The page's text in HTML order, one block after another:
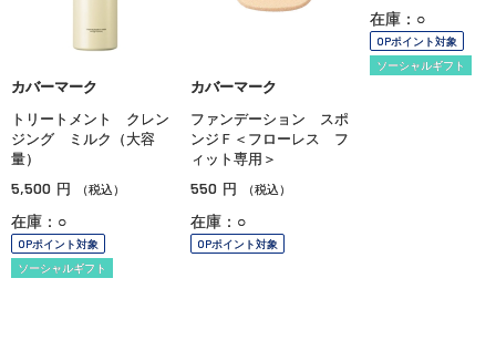
カバーマーク
トリートメント クレン
ジング ミルク（大容
量）
5,500 円 （税込）
在庫：○
OPポイント対象
ソーシャルギフト
カバーマーク
ファンデーション スポ
ンジＦ＜フローレス フ
ィット専用＞
550 円 （税込）
在庫：○
OPポイント対象
在庫：○
OPポイント対象
ソーシャルギフト